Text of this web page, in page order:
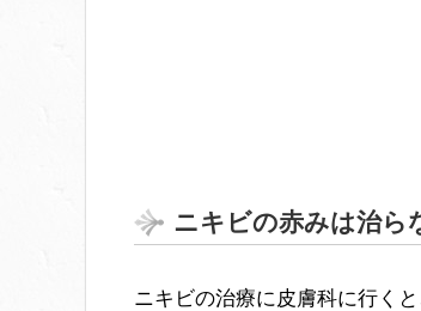
ニキビの赤みは治ら
ニキビの治療に皮膚科に行く